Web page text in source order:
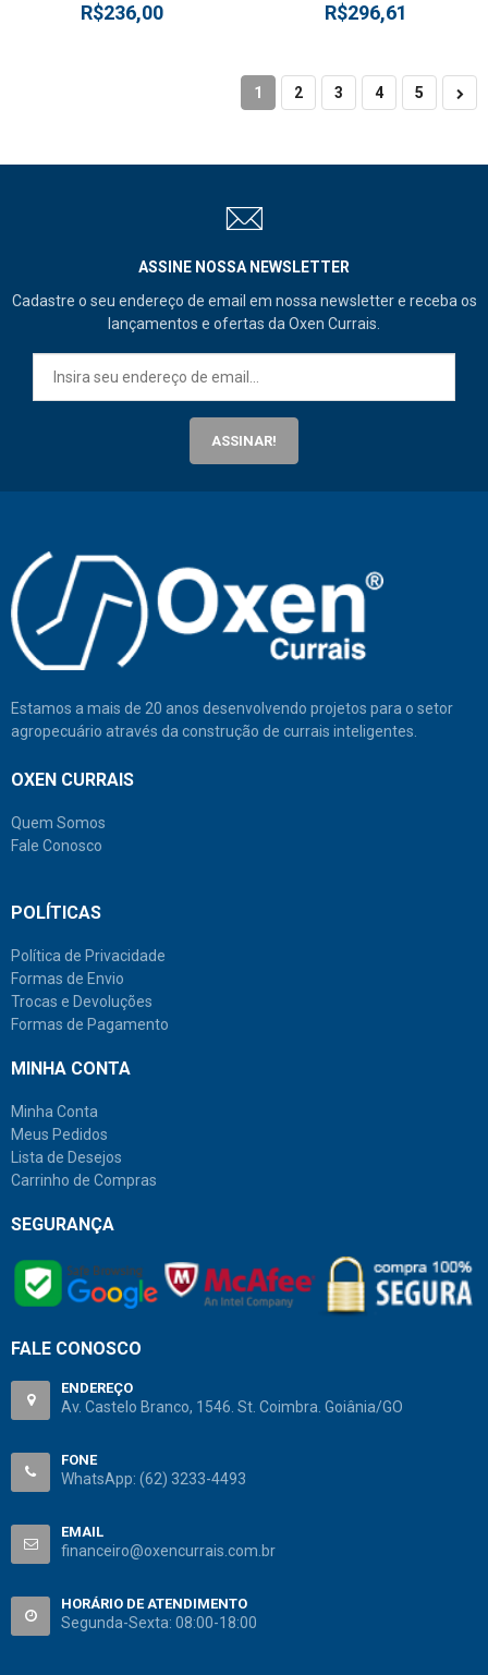
R$236,00 R$296,61
1 2 3 4 5
ASSINE NOSSA NEWSLETTER
Cadastre o seu endereço de email em nossa newsletter e receba os
lançamentos e ofertas da Oxen Currais.
ASSINAR!
Estamos a mais de 20 anos desenvolvendo projetos para o setor
agropecuário através da construção de currais inteligentes.
OXEN CURRAIS
Quem Somos
Fale Conosco
POLÍTICAS
Política de Privacidade
Formas de Envio
Trocas e Devoluções
Formas de Pagamento
MINHA CONTA
Minha Conta
Meus Pedidos
Lista de Desejos
Carrinho de Compras
SEGURANÇA
FALE CONOSCO
ENDEREÇO
Av. Castelo Branco, 1546. St. Coimbra. Goiânia/GO
FONE
WhatsApp: (62) 3233-4493
EMAIL
financeiro@oxencurrais.com.br
HORÁRIO DE ATENDIMENTO
Segunda-Sexta: 08:00-18:00